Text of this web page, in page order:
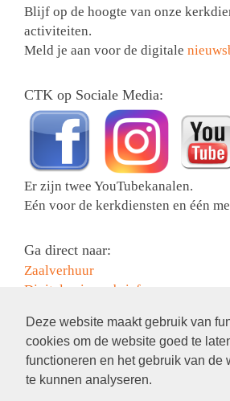
Deze website maakt gebruik van
cookies om de website goed te
functioneren en het gebruik van de
te kunnen analyseren.
Blijf op de hoogte van onze
activiteiten.
Meld je aan voor de digitale
CTK op Sociale Media:
Er zijn twee YouTubekanalen.
Eén voor de kerkdiensten en één
Ga direct naar:
Zaalverhuur
Digitale nieuwsbrief
Activiteiten
Contact
Information in English